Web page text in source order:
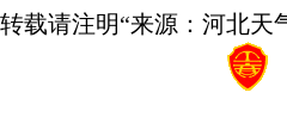
转载请注明“来源：河北天